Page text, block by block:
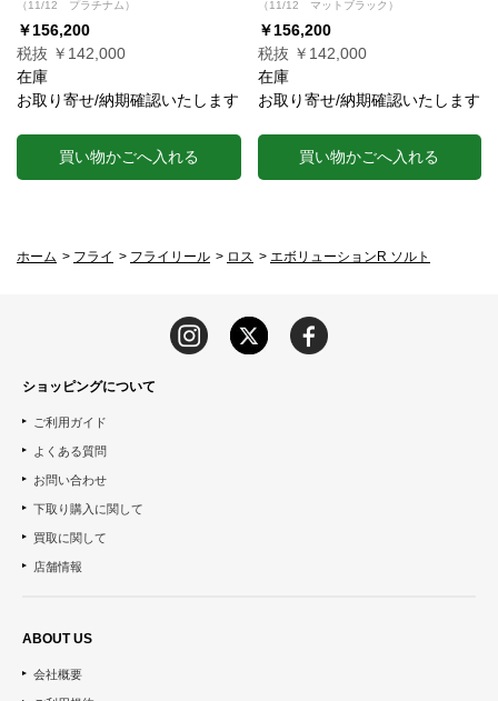
（11/12 プラチナム）
￥156,200
税抜 ￥142,000
在庫
お取り寄せ/納期確認いたします
買い物かごへ入れる
（11/12 マットブラック）
￥156,200
税抜 ￥142,000
在庫
お取り寄せ/納期確認いたします
買い物かごへ入れる
ホーム > フライ > フライリール > ロス > エボリューションR ソルト
ショッピングについて
ご利用ガイド
よくある質問
お問い合わせ
下取り購入に関して
買取に関して
店舗情報
ABOUT US
会社概要